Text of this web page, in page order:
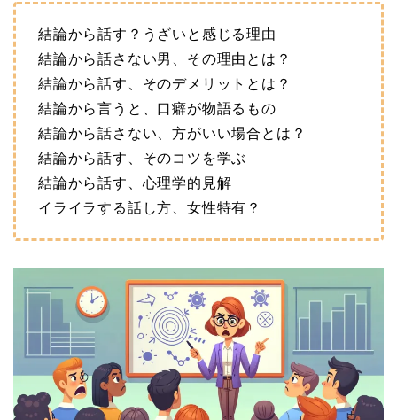
結論から話す？うざいと感じる理由
結論から話さない男、その理由とは？
結論から話す、そのデメリットとは？
結論から言うと、口癖が物語るもの
結論から話さない、方がいい場合とは？
結論から話す、そのコツを学ぶ
結論から話す、心理学的見解
イライラする話し方、女性特有？